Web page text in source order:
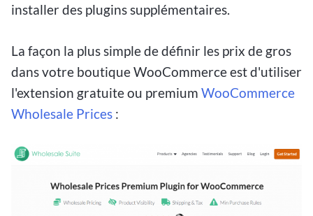
installer des plugins supplémentaires.
La façon la plus simple de définir les prix de gros
dans votre boutique WooCommerce est d'utiliser
l'extension gratuite ou premium WooCommerce
Wholesale Prices :